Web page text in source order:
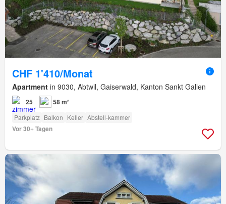
CHF 1'410/Monat
Apartment in 9030, Abtwil, Gaiserwald, Kanton Sankt Gallen
25 58 m²
Parkplatz Balkon Keller Abstell-kammer
Vor 30+ Tagen